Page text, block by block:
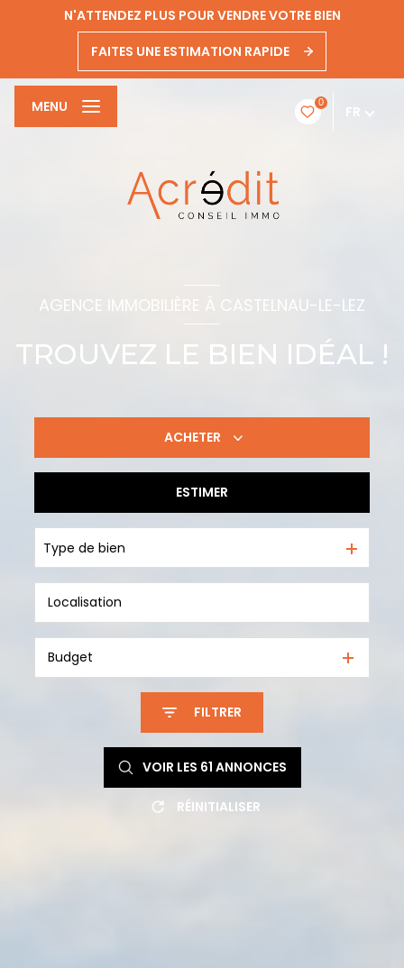
N'ATTENDEZ PLUS POUR VENDRE VOTRE BIEN
FAITES UNE ESTIMATION RAPIDE
0
FR
MENU
AGENCE IMMOBILIÈRE À CASTELNAU-LE-LEZ
TROUVEZ LE BIEN IDÉAL !
ACHETER
ESTIMER
Type de bien
Budget
FILTRER
VOIR LES 61 ANNONCES
RÉINITIALISER